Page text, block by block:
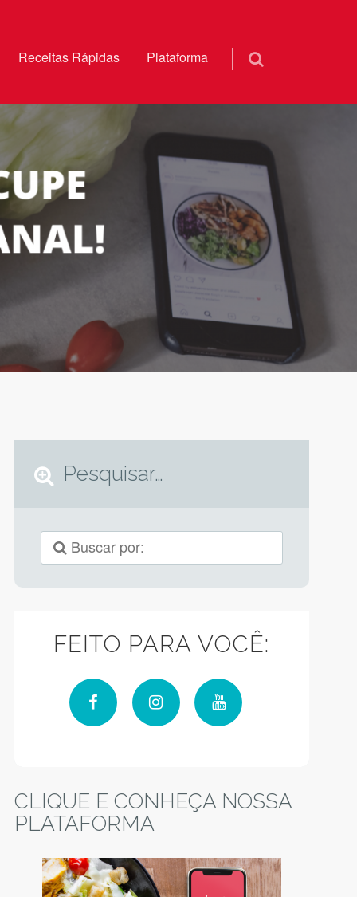
Receitas Rápidas Plataforma
Pesquisar…
FEITO PARA VOCÊ:
CLIQUE E CONHEÇA NOSSA
PLATAFORMA